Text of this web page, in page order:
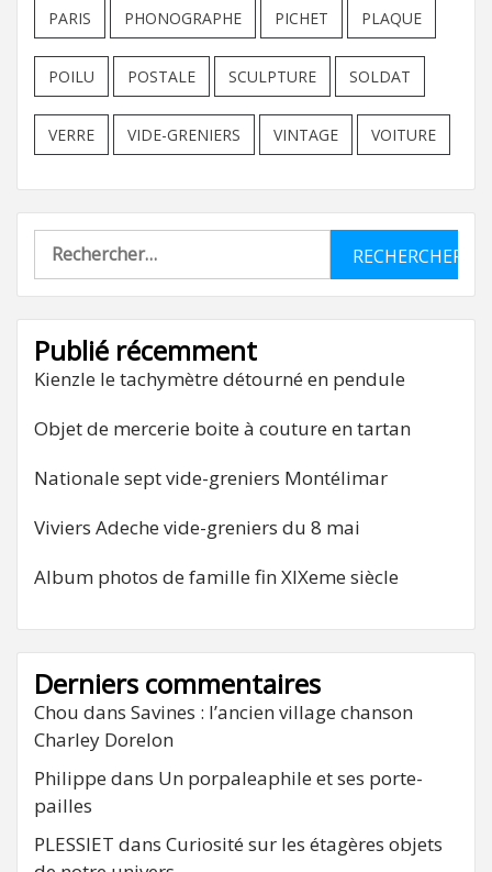
PARIS PHONOGRAPHE PICHET PLAQUE
POILU POSTALE SCULPTURE SOLDAT
VERRE VIDE-GRENIERS VINTAGE VOITURE
Rechercher :
Publié récemment
Kienzle le tachymètre détourné en pendule
Objet de mercerie boite à couture en tartan
Nationale sept vide-greniers Montélimar
Viviers Adeche vide-greniers du 8 mai
Album photos de famille fin XIXeme siècle
Derniers commentaires
Chou dans Savines : l’ancien village chanson
Charley Dorelon
Philippe dans Un porpaleaphile et ses porte-
pailles
PLESSIET dans Curiosité sur les étagères objets